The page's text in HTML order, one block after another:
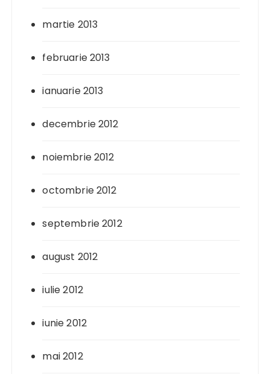
martie 2013
februarie 2013
ianuarie 2013
decembrie 2012
noiembrie 2012
octombrie 2012
septembrie 2012
august 2012
iulie 2012
iunie 2012
mai 2012